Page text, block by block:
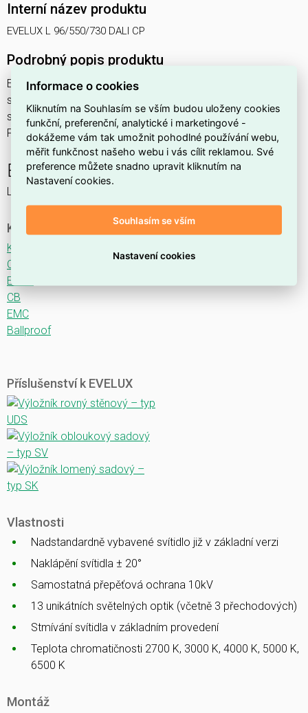
Interní název produktu
EVELUX L 96/550/730 DALI CP
Podrobný popis produktu
EVELUX L 96/550/730 DALI CP 195W IP66
svítidlo pouliční s modulem LED, spektrum 730A3, regulace
stmívání ovládané DALI protokolem, optika CP (Central
Parking TYPE I)
EVELUX
LED svítidlo pro osvětlení komunikací.
Ke stažení
Katalogový list
CE
ENEC
CB
EMC
Ballproof
Příslušenství k EVELUX
Vlastnosti
Nadstandardně vybavené svítidlo již v základní verzi
Naklápění svítidla ± 20°
Samostatná přepěťová ochrana 10kV
13 unikátních světelných optik (včetně 3 přechodových)
Stmívání svítidla v základním provedení
Teplota chromatičnosti 2700 K, 3000 K, 4000 K, 5000 K,
6500 K
Montáž
Informace o cookies
Kliknutím na Souhlasím se vším budou uloženy cookies
funkční, preferenční, analytické i marketingové -
dokážeme vám tak umožnit pohodlné používání webu,
měřit funkčnost našeho webu i vás cílit reklamou. Své
preference můžete snadno upravit kliknutím na
Nastavení cookies.
Souhlasím se vším
Nastavení cookies